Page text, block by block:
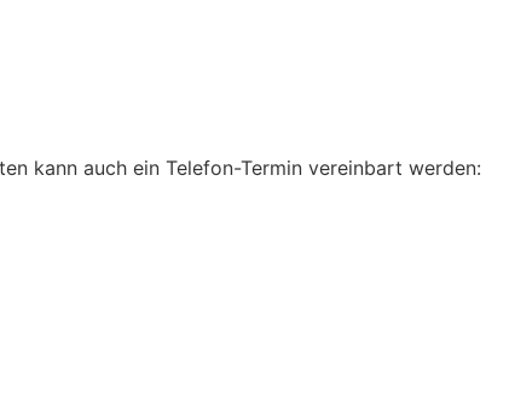
kann auch ein Telefon-Termin vereinbart werden: